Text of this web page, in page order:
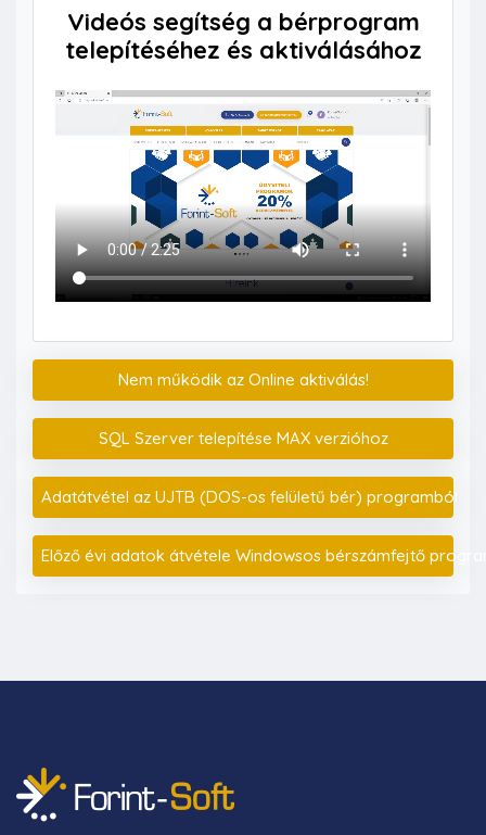
Videós segítség a bérprogram
telepítéséhez és aktiválásához
Nem működik az Online aktiválás!
SQL Szerver telepítése MAX verzióhoz
Adatátvétel az UJTB (DOS-os felületű bér) programból
Előző évi adatok átvétele Windowsos bérszámfejtő